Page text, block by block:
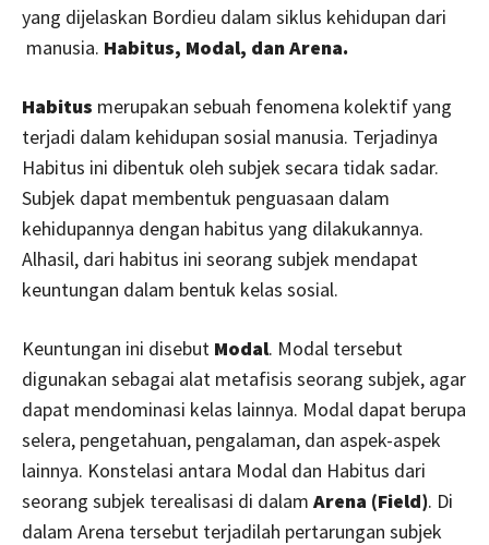
yang dijelaskan Bordieu dalam siklus kehidupan dari
manusia. Habitus, Modal, dan Arena.
Habitus merupakan sebuah fenomena kolektif yang
terjadi dalam kehidupan sosial manusia. Terjadinya
Habitus ini dibentuk oleh subjek secara tidak sadar.
Subjek dapat membentuk penguasaan dalam
kehidupannya dengan habitus yang dilakukannya.
Alhasil, dari habitus ini seorang subjek mendapat
keuntungan dalam bentuk kelas sosial.
Keuntungan ini disebut Modal. Modal tersebut
digunakan sebagai alat metafisis seorang subjek, agar
dapat mendominasi kelas lainnya. Modal dapat berupa
selera, pengetahuan, pengalaman, dan aspek-aspek
lainnya. Konstelasi antara Modal dan Habitus dari
seorang subjek terealisasi di dalam Arena (Field). Di
dalam Arena tersebut terjadilah pertarungan subjek